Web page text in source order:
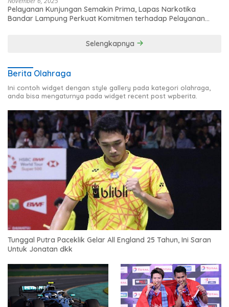
Pelayanan Kunjungan Semakin Prima, Lapas Narkotika
Bandar Lampung Perkuat Komitmen terhadap Pelayanan
Selengkapnya
Berita Olahraga
Ini contoh widget dengan style gallery pada kategori olahraga,
anda bisa mengaturnya pada widget recent post wpberita.
Tunggal Putra Paceklik Gelar All England 25 Tahun, Ini Saran
Untuk Jonatan dkk